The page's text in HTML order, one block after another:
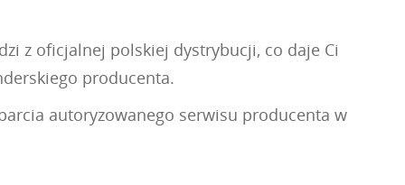
z oficjalnej polskiej dystrybucji, co daje Ci
producenta.
autoryzowanego serwisu producenta w